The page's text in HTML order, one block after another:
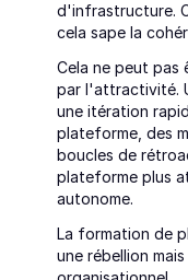
d'infrastructure.
cela sape la
Cela ne peut pas
par l'attractivité.
une itération
plateforme, des
boucles de
plateforme plus
autonome.
La formation de
une rébellion